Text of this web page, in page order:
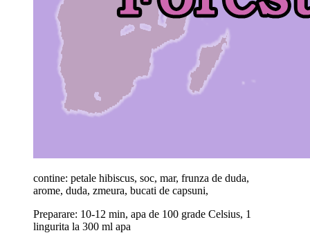
contine: petale hibiscus, soc, mar, frunza de duda,
arome, duda, zmeura, bucati de capsuni,
Preparare: 10-12 min, apa de 100 grade Celsius, 1
lingurita la 300 ml apa